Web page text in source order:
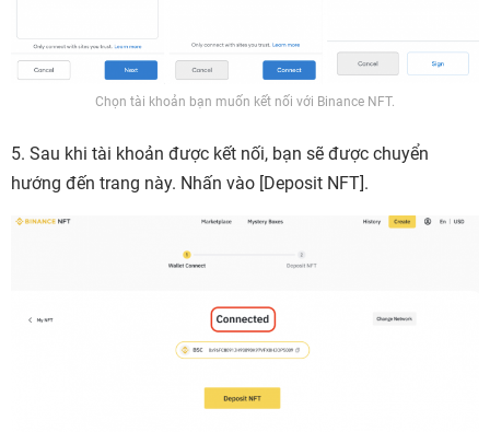
Chọn tài khoản bạn muốn kết nối với Binance NFT.
5. Sau khi tài khoản được kết nối, bạn sẽ được chuyển
hướng đến trang này. Nhấn vào [Deposit NFT].